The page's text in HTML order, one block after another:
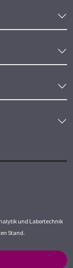
und Labortechnik
Stand.